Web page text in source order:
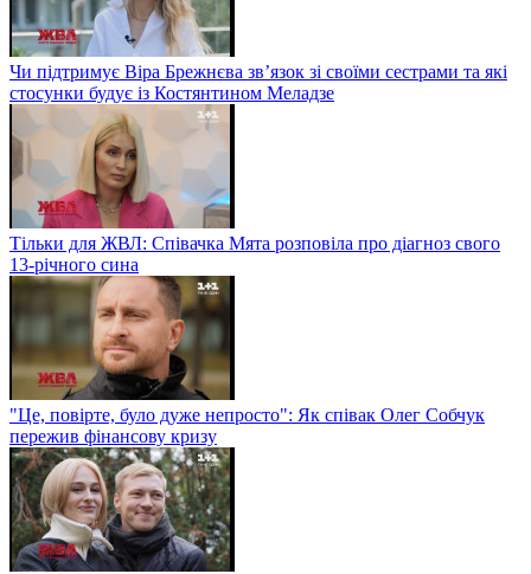
Чи підтримує Віра Брежнєва зв’язок зі своїми сестрами та які
стосунки будує із Костянтином Меладзе
Тільки для ЖВЛ: Співачка Мята розповіла про діагноз свого
13-річного сина
"Це, повірте, було дуже непросто": Як співак Олег Собчук
пережив фінансову кризу